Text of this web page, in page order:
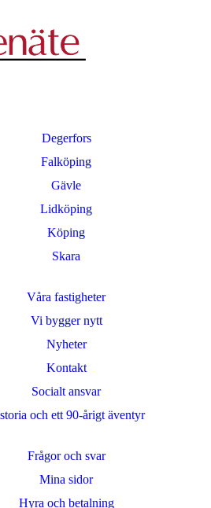
Degerfors
Falköping
Gävle
Lidköping
Köping
Skara
Våra fastigheter
Vi bygger nytt
Nyheter
Kontakt
Socialt ansvar
och ett 90-årigt äventyr
Frågor och svar
Mina sidor
Hyra och betalning